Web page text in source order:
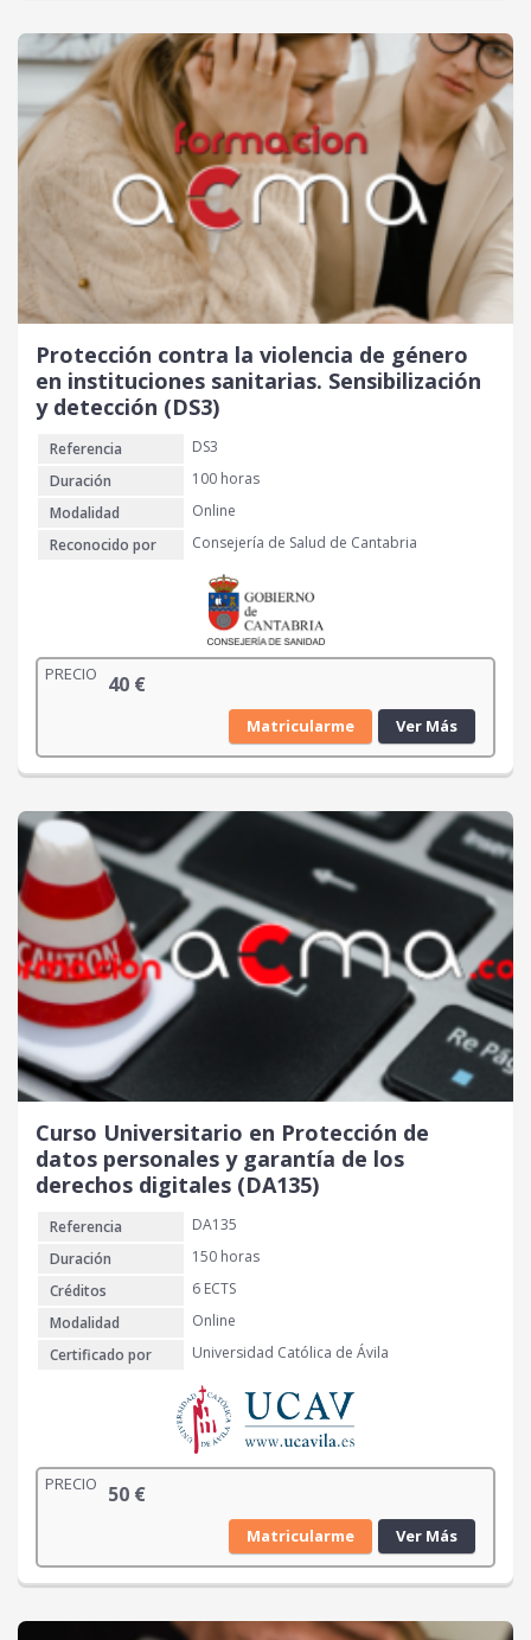
Protección contra la violencia de género
en instituciones sanitarias. Sensibilización
y detección (DS3)
Referencia
DS3
Duración
100 horas
Modalidad
Online
Reconocido por
Consejería de Salud de Cantabria
PRECIO 40 €
Matricularme Ver Más
Curso Universitario en Protección de
datos personales y garantía de los
derechos digitales (DA135)
Referencia
DA135
Duración
150 horas
Créditos
6 ECTS
Modalidad
Online
Certificado por
Universidad Católica de Ávila
PRECIO 50 €
Matricularme Ver Más